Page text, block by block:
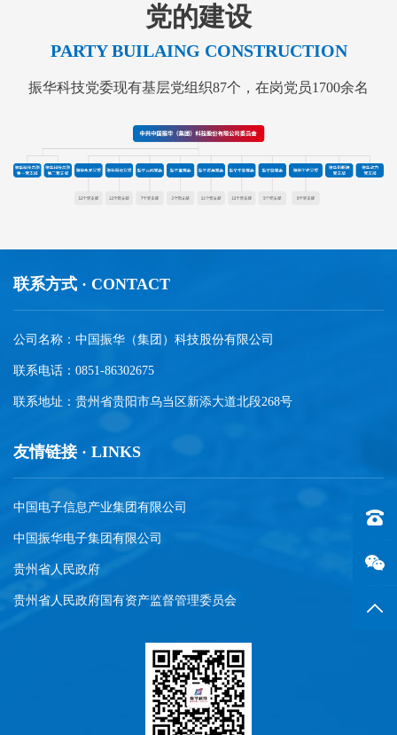
党的建设
PARTY BUILAING CONSTRUCTION
振华科技党委现有基层党组织87个，在岗党员1700余名
联系方式 · CONTACT
公司名称：中国振华（集团）科技股份有限公司
联系电话：0851-86302675
联系地址：贵州省贵阳市乌当区新添大道北段268号
友情链接 · LINKS
中国电子信息产业集团有限公司
中国振华电子集团有限公司
贵州省人民政府
贵州省人民政府国有资产监督管理委员会
联系
返回